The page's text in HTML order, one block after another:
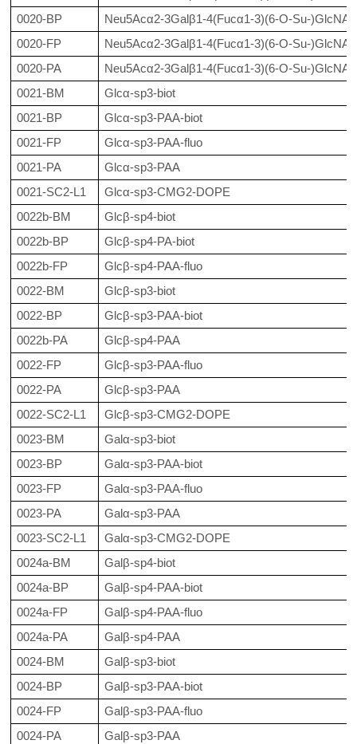
0020-BP
Neu5Acα2-3Galβ1-4(Fucα1-3)(6-O-Su-
0020-FP
Neu5Acα2-3Galβ1-4(Fucα1-3)(6-O-Su-
0020-PA
Neu5Acα2-3Galβ1-4(Fucα1-3)(6-O-Su-
0021-BM
Glcα-sp3-biot
0021-BP
Glcα-sp3-PAA-biot
0021-FP
Glcα-sp3-PAA-fluo
0021-PA
Glcα-sp3-PAA
0021-SC2-L1
Glcα-sp3-CMG2-DOPE
0022b-BM
Glcβ-sp4-biot
0022b-BP
Glcβ-sp4-PA-biot
0022b-FP
Glcβ-sp4-PAA-fluo
0022-BM
Glcβ-sp3-biot
0022-BP
Glcβ-sp3-PAA-biot
0022b-PA
Glcβ-sp4-PAA
0022-FP
Glcβ-sp3-PAA-fluo
0022-PA
Glcβ-sp3-PAA
0022-SC2-L1
Glcβ-sp3-CMG2-DOPE
0023-BM
Galα-sp3-biot
0023-BP
Galα-sp3-PAA-biot
0023-FP
Galα-sp3-PAA-fluo
0023-PA
Galα-sp3-PAA
0023-SC2-L1
Galα-sp3-CMG2-DOPE
0024a-BM
Galβ-sp4-biot
0024a-BP
Galβ-sp4-PAA-biot
0024a-FP
Galβ-sp4-PAA-fluo
0024a-PA
Galβ-sp4-PAA
0024-BM
Galβ-sp3-biot
0024-BP
Galβ-sp3-PAA-biot
0024-FP
Galβ-sp3-PAA-fluo
0024-PA
Galβ-sp3-PAA